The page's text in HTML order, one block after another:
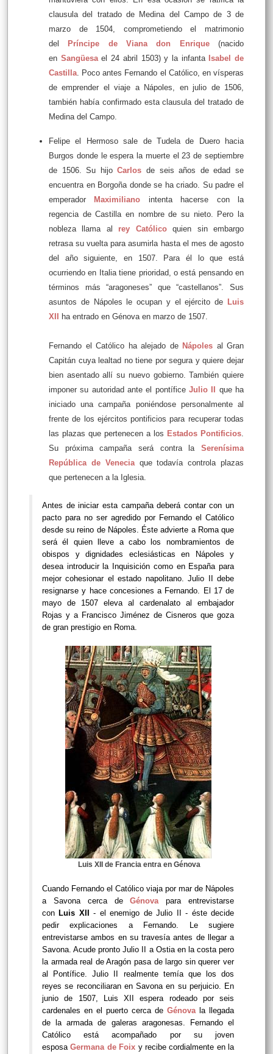
clausula del tratado de Medina del Campo de 3 de
marzo de 1504, comprometiendo el matrimonio
del
Príncipe de Viana don Enrique
(nacido
en Sangüesa el 24 abril 1503) y la infanta Isabel de
Castilla. Poco antes Fernando el Católico, en vísperas
de emprender el viaje a Nápoles, en julio de 1506,
también había confirmado esta clausula del tratado de
Medina del Campo.
Felipe el Hermoso sale de Tudela de Duero hacia
Burgos donde le espera la muerte el 23 de septiembre
de 1506. Su hijoCarlosde seis años de edad se
encuentra en Borgoña donde se ha criado. Su padre el
emperador
Maximiliano
intenta hacerse con la
regencia de Castilla en nombre de su nieto. Pero la
nobleza llama al rey Católico
quien sin embargo
retrasa su vuelta para asumirla hasta el mes de agosto
del año siguiente, en 1507. Para él lo que está
ocurriendo en Italia tiene prioridad, o está pensando en
términos más “aragoneses” que “castellanos”. Sus
asuntos de Nápoles le ocupan y el ejército de Luis
XII
ha entrado en Génova en marzo de 1507.
Fernando el Católico ha alejado de Nápoles al Gran
Capitán cuya lealtad no tiene por segura y quiere dejar
bien asentado allí su nuevo gobierno. También quiere
imponer su autoridad ante el pontífice Julio II
que ha
iniciado una campaña poniéndose personalmente al
frente de los ejércitos pontificios para recuperar todas
las plazas que pertenecen a los Estados Pontificios.
Su próxima campaña será contra la Serenísima
República de Venecia que todavía controla plazas
que pertenecen a la Iglesia.
Antes de iniciar esta campaña deberá contar con un
pacto para no ser agredido por Fernando el Católico
desde su reino de Nápoles. Éste advierte a Roma que
será él quien lleve a cabo los nombramientos de
obispos y dignidades eclesiásticas en Nápoles y
desea introducir la Inquisición como en España para
mejor cohesionar el estado napolitano. Julio II debe
resignarse y hace concesiones a Fernando. El 17 de
mayo de 1507 eleva al cardenalato al embajador
Rojas y a Francisco Jiménez de Cisneros que goza
de gran prestigio en Roma.
Luis XII de Francia entra en Génova
Cuando Fernando el Católico viaja por mar de Nápoles
a Savona cerca deGénovapara entrevistarse
con Luis XII
- el enemigo de Julio II - éste decide
pedir explicaciones a Fernando. Le sugiere
entrevistarse ambos en su travesía antes de llegar a
Savona. Acude pronto Julio II a Ostia en la costa pero
la armada real de Aragón pasa de largo sin querer ver
al Pontífice. Julio II realmente temía que los dos
reyes se reconciliaran en Savona en su perjuicio. En
junio de 1507, Luis XII espera rodeado por seis
cardenales en el puerto cerca de Génova la llegada
de la armada de galeras aragonesas. Fernando el
Católico está acompañado por su joven
esposaGermana de Foix y recibe cordialmente en la